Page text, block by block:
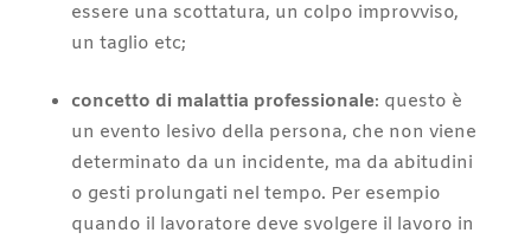
essere una scottatura, un colpo improvviso,
un taglio etc;
concetto di malattia professionale: questo è
un evento lesivo della persona, che non viene
determinato da un incidente, ma da abitudini
o gesti prolungati nel tempo. Per esempio
quando il lavoratore deve svolgere il lavoro in